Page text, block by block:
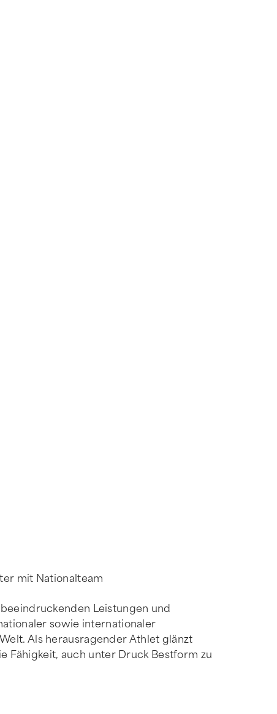
mit Nationalteam
Leistungen und
sowie internationaler
Als herausragender Athlet glänzt
Fähigkeit, auch unter Druck Bestform zu